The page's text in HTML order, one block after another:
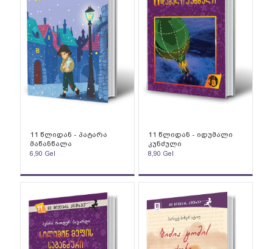
11 წლიდან - პატარა
მაწანწალა
6,90 Gel
11 წლიდან - იდუმალი
კუნძული
8,90 Gel